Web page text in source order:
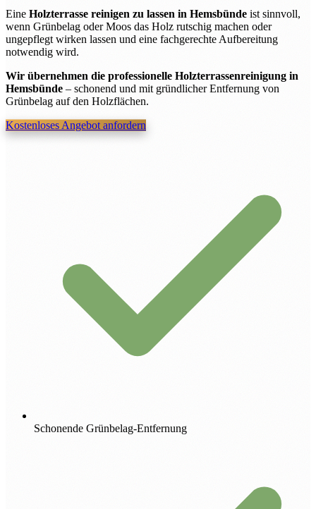
Eine Holzterrasse reinigen zu lassen in Hemsbünde ist sinnvoll,
wenn Grünbelag oder Moos das Holz rutschig machen oder
ungepflegt wirken lassen und eine fachgerechte Aufbereitung
notwendig wird.
Wir übernehmen die professionelle Holzterrassenreinigung in
Hemsbünde– schonend und mit gründlicher Entfernung von
Grünbelag auf den Holzflächen.
Kostenloses Angebot anfordern
Schonende Grünbelag-Entfernung